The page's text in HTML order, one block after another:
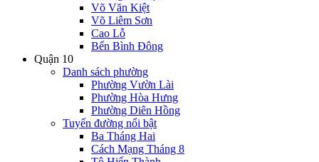
Võ Văn Kiệt
Võ Liêm Sơn
Cao Lỗ
Bến Bình Đông
Quận 10
Danh sách phường
Phường Vườn Lài
Phường Hòa Hưng
Phường Diên Hồng
Tuyến đường nổi bật
Ba Tháng Hai
Cách Mạng Tháng 8